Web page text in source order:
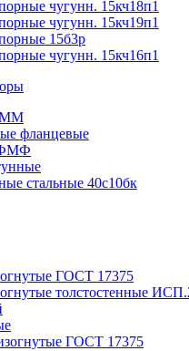
чугунн. 15кч18п1
чугунн. 15кч19п1
15б3р
чугунн. 15кч16п1
фланцевые
ФМФ
стальные 40с10бк
ГОСТ 17375
толстостенные
ГОСТ 17375